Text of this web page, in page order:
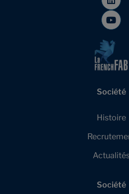
Société
Histoire
Société